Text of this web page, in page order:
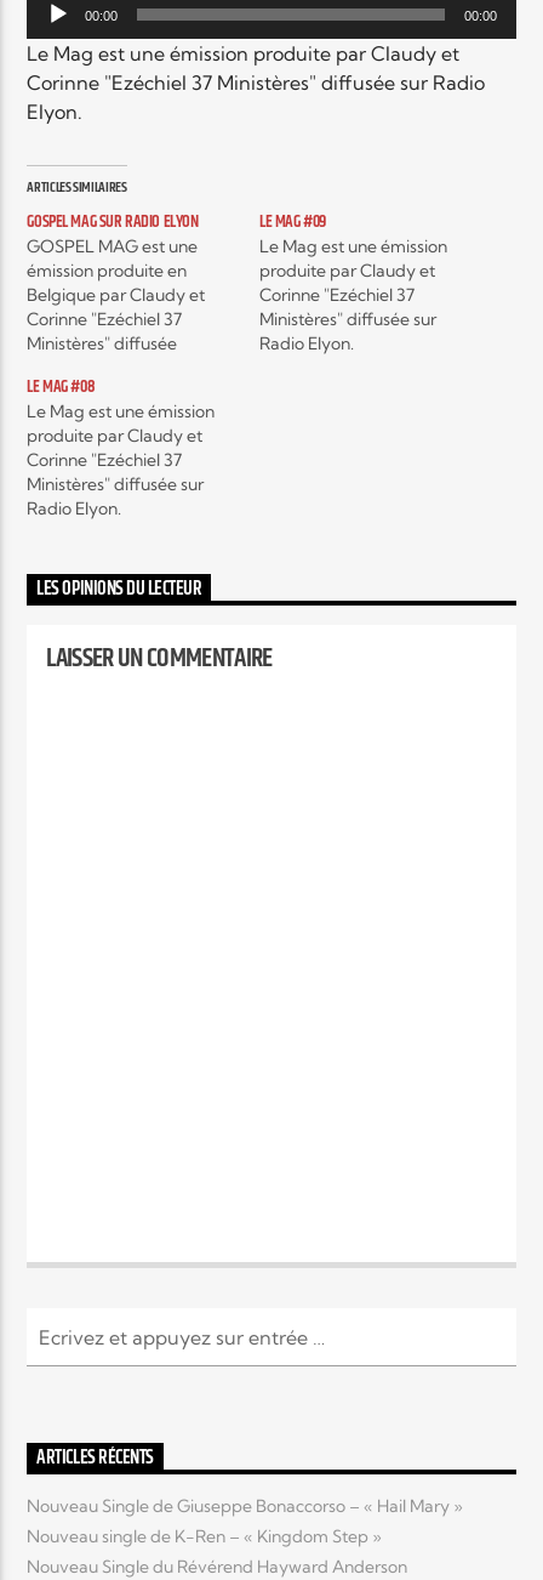
TITRE
ARTISTE
Radio Elyon
Elyon Live
00:00 00:00
Le Mag est une émission produite par Claudy et
Corinne "Ezéchiel 37 Ministères" diffusée sur Radio
Elyon.
ARTICLES SIMILAIRES
GOSPEL MAG SUR RADIO ELYON
GOSPEL MAG est une
émission produite en
Belgique par Claudy et
Corinne "Ezéchiel 37
Ministères" diffusée
radios, c'est une émission
hebdomadaire autour de
l'actualité musicale Gospel
contemporain et c’est
aussi, des interviews
exclusifs d’artistes mais
vous édifier et vous
fortifier.…
LE MAG #09
Le Mag est une émission
produite par Claudy et
Corinne "Ezéchiel 37
Ministères" diffusée sur
Radio Elyon.
LE MAG #08
Le Mag est une émission
produite par Claudy et
Corinne "Ezéchiel 37
Ministères" diffusée sur
Radio Elyon.
LES OPINIONS DU LECTEUR
LAISSER UN COMMENTAIRE
ARTICLES RÉCENTS
Nouveau Single de Giuseppe Bonaccorso – « Hail Mary »
Nouveau single de K-Ren – « Kingdom Step »
Nouveau Single du Révérend Hayward Anderson